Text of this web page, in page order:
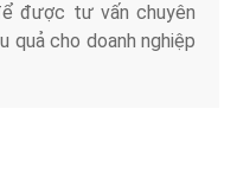
được tư vấn chuyên
quả cho doanh nghiệp